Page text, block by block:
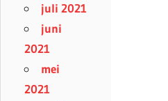
juli 2021
juni
2021
mei
2021